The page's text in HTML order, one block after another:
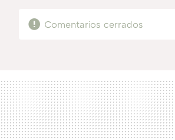
Comentarios cerrados